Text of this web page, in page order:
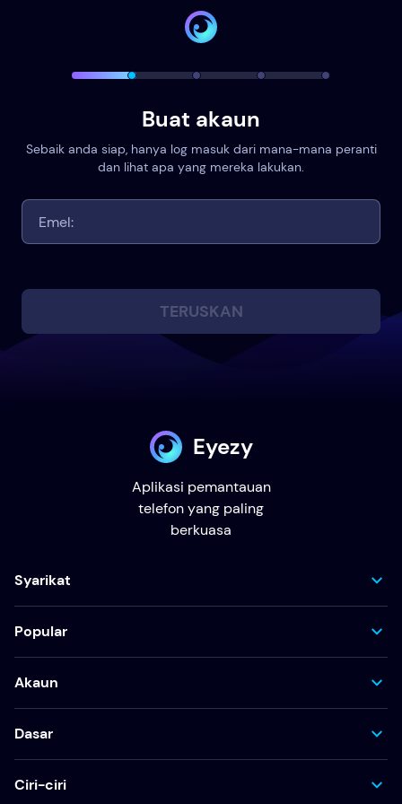
Buat akaun
Sebaik anda siap, hanya log masuk dari mana-mana peranti
dan lihat apa yang mereka lakukan.
TERUSKAN
Eyezy
Aplikasi pemantauan
telefon yang paling
berkuasa
Syarikat
Popular
Akaun
Dasar
Ciri-ciri